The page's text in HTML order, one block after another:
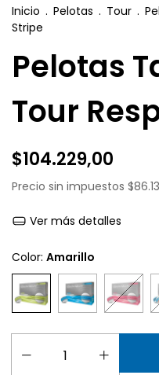
Inicio . Pelotas . Tour .
Stripe
Pelotas
Tour
$104.229,00
Precio sin impuestos
Ver más detalles
Color: Amarillo